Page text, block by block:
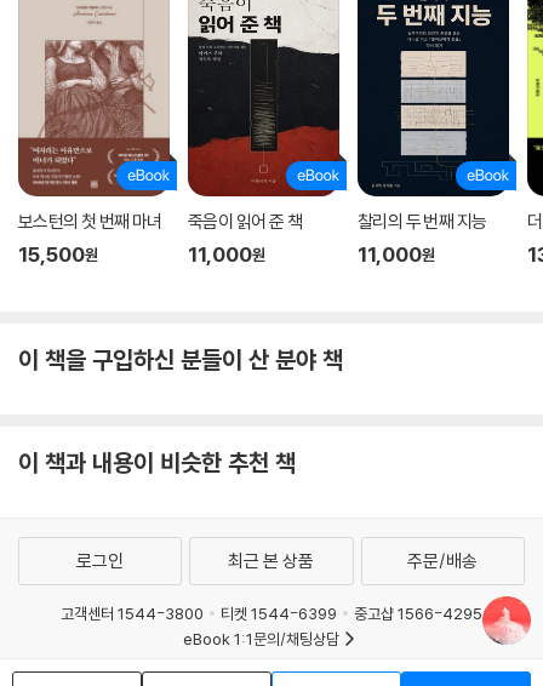
보스턴의 첫 번째 마녀
15,500원
죽음이 읽어 준 책
11,000원
찰리의 두 번째 지능
11,000원
이 책을 구입하신 분들이 산 분야 책
이 책과 내용이 비슷한 추천 책
로그인 최근 본 상품 주문/배송
고객센터 1544-3800 티켓 1544-6399
중고샵 1566-4295
eBook 1:1문의/채팅상담
예스이십사(주) 사업자 정보